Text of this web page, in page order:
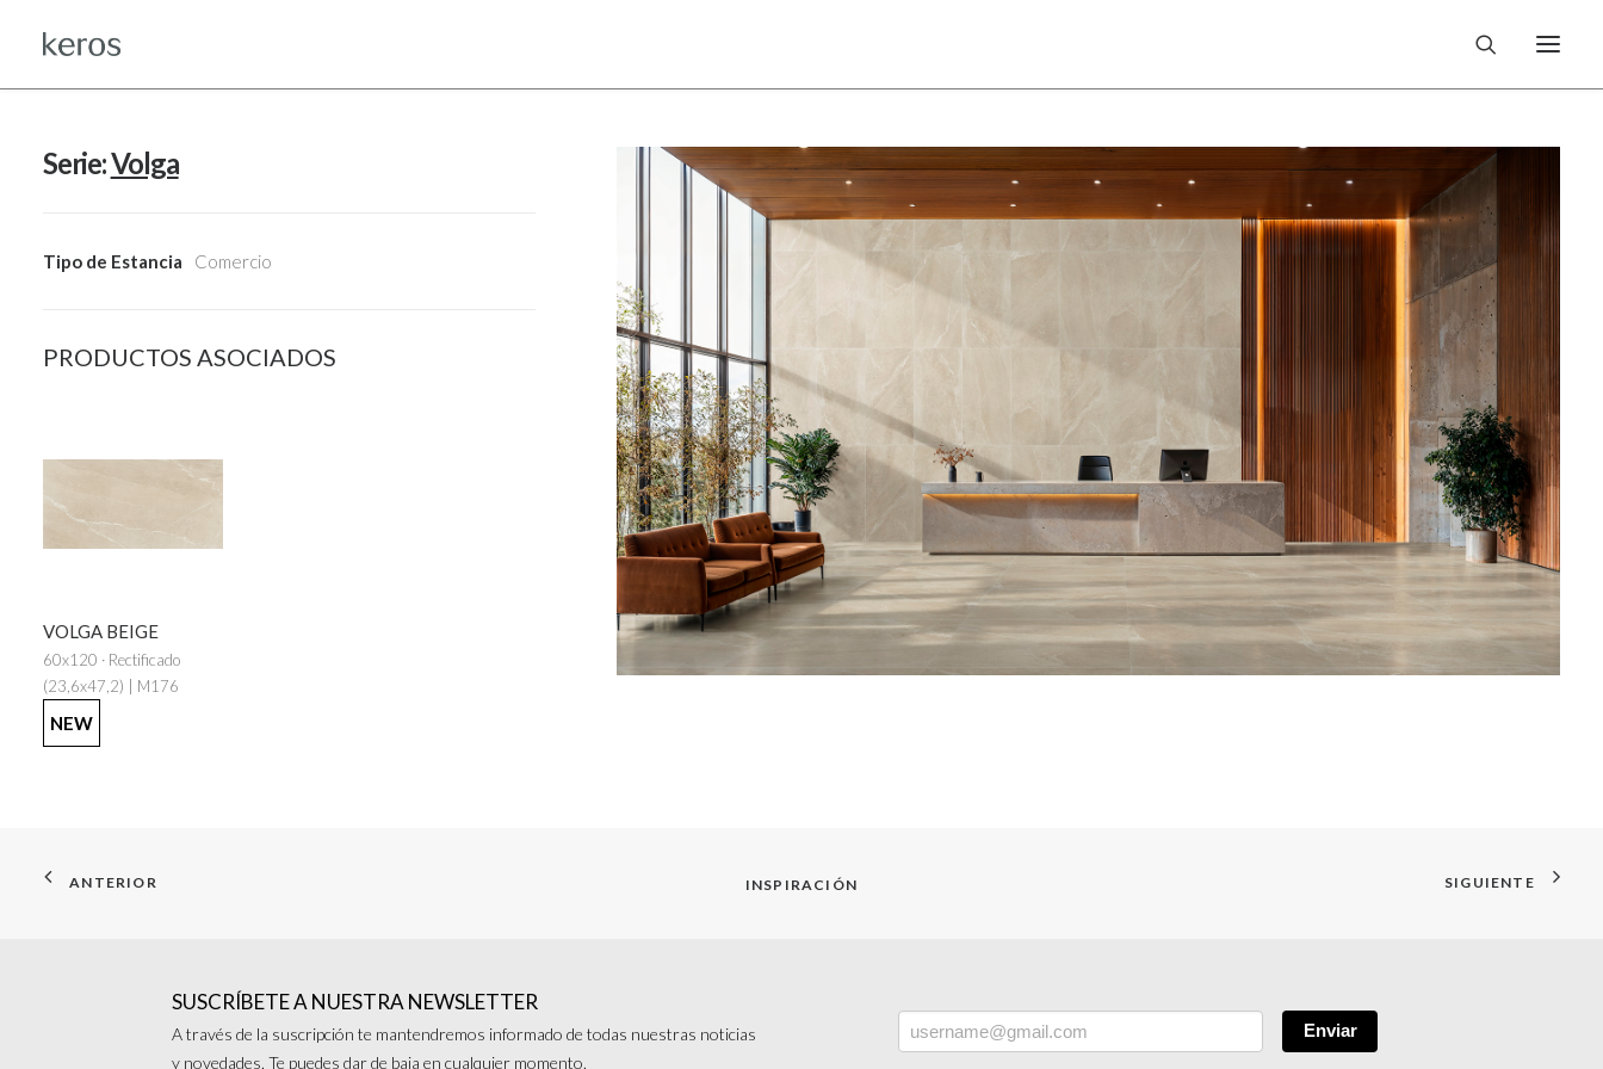
Serie:Volga
Tipo de Estancia Comercio
PRODUCTOS ASOCIADOS
VOLGA BEIGE
60x120 · Rectificado
(23,6x47,2) | M176
NEW
ANTERIOR INSPIRACIÓN SIGUIENTE
SUSCRÍBETE A NUESTRA NEWSLETTER
A través de la suscripción te mantendremos informado de todas nuestras noticias
y novedades. Te puedes dar de baja en cualquier momento.
Enviar